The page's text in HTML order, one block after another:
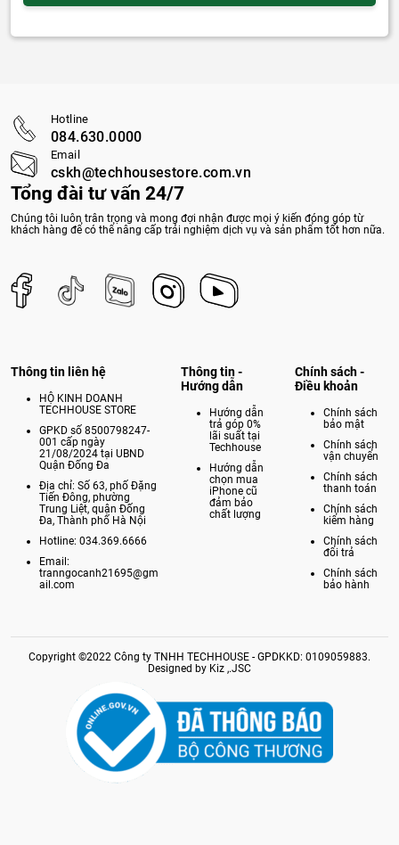
Tổng đài tư vấn 24/7
Chúng tôi luôn trân trọng và mong đợi nhận được mọi ý kiến đóng góp từ
khách hàng để có thể nâng cấp trải nghiệm dịch vụ và sản phẩm tốt hơn nữa.
Hotline
084.630.0000
Email
cskh@techhousestore.com.vn
Thông tin liên hệ
HỘ KINH DOANH
TECHHOUSE STORE
GPKD số 8500798247-
001 cấp ngày
21/08/2024 tại UBND
Quận Đống Đa
Địa chỉ: Số 63, phố Đặng
Tiến Đông, phường
Trung Liệt, quận Đống
Đa, Thành phố Hà Nội
Hotline: 034.369.6666
Email:
tranngocanh21695@gm
ail.com
Thông tin -
Hướng dẫn
Hướng dẫn
trả góp 0%
lãi suất tại
Techhouse
Hướng dẫn
chọn mua
iPhone cũ
đảm bảo
chất lượng
Chính sách -
Điều khoản
Chính sách
bảo mật
Chính sách
vận chuyển
Chính sách
thanh toán
Chính sách
kiểm hàng
Chính sách
đổi trả
Chính sách
bảo hành
Copyright ©2022 Công ty TNHH TECHHOUSE - GPDKKD: 0109059883.
Designed by Kiz ,.JSC